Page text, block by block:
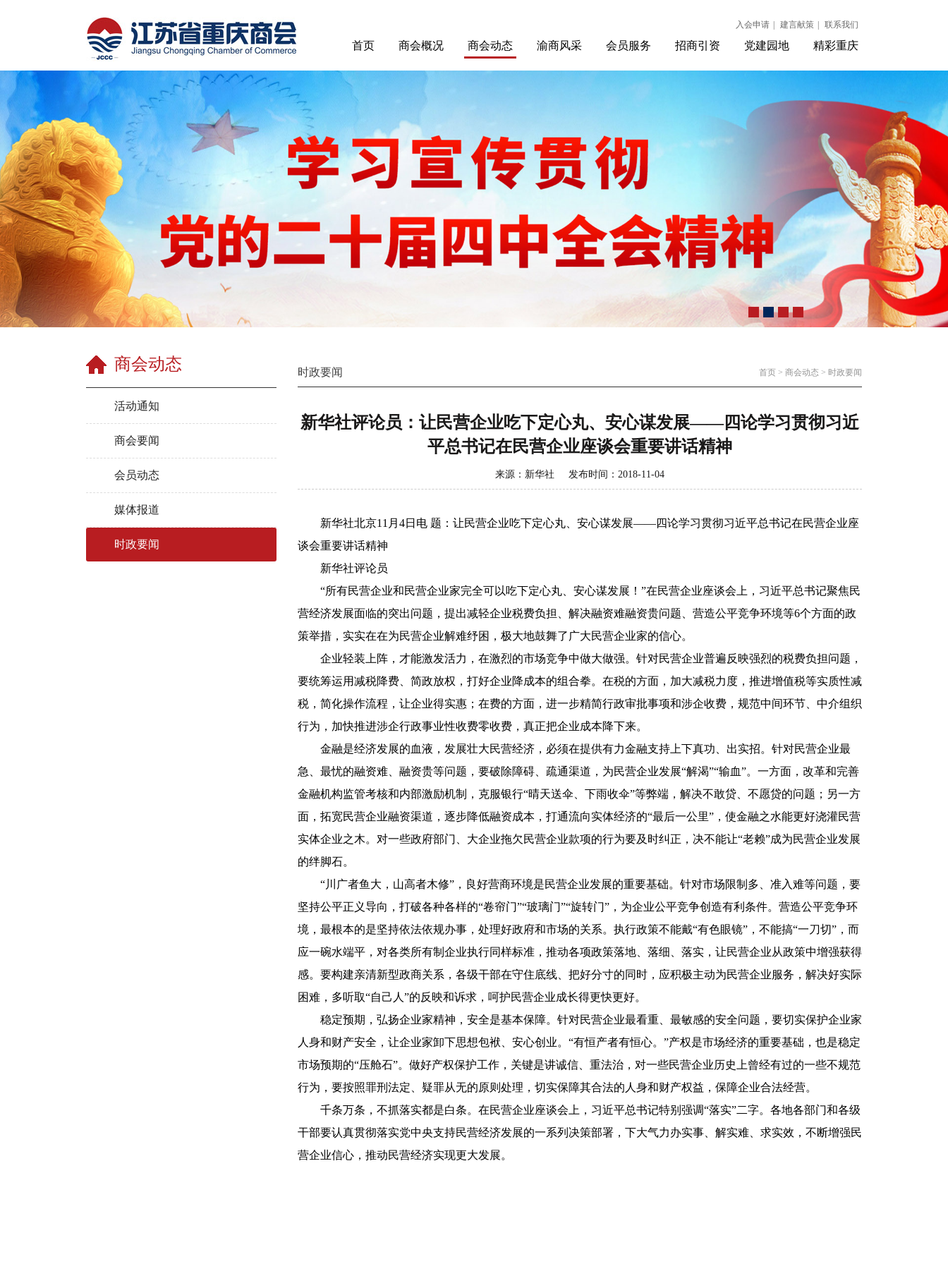
入会申请 建言献策 联系我们
首页 商会概况 商会动态 渝商风采 会员服务 招商引资 党建园地 精彩重庆
商会动态
活动通知
商会要闻
会员动态
媒体报道
时政要闻
时政要闻 首页 > 商会动态 > 时政要闻
新华社评论员：让民营企业吃下定心丸、安心谋发展——四论学习贯彻习近
平总书记在民营企业座谈会重要讲话精神
来源：新华社 发布时间：2018-11-04
新华社北京11月4日电 题：让民营企业吃下定心丸、安心谋发展——四论学习贯彻习近平总书记在民营企业座
谈会重要讲话精神
新华社评论员
“所有民营企业和民营企业家完全可以吃下定心丸、安心谋发展！”在民营企业座谈会上，习近平总书记聚焦民
营经济发展面临的突出问题，提出减轻企业税费负担、解决融资难融资贵问题、营造公平竞争环境等6个方面的政
策举措，实实在在为民营企业解难纾困，极大地鼓舞了广大民营企业家的信心。
企业轻装上阵，才能激发活力，在激烈的市场竞争中做大做强。针对民营企业普遍反映强烈的税费负担问题，
要统筹运用减税降费、简政放权，打好企业降成本的组合拳。在税的方面，加大减税力度，推进增值税等实质性减
税，简化操作流程，让企业得实惠；在费的方面，进一步精简行政审批事项和涉企收费，规范中间环节、中介组织
行为，加快推进涉企行政事业性收费零收费，真正把企业成本降下来。
金融是经济发展的血液，发展壮大民营经济，必须在提供有力金融支持上下真功、出实招。针对民营企业最
急、最忧的融资难、融资贵等问题，要破除障碍、疏通渠道，为民营企业发展“解渴”“输血”。一方面，改革和完善
金融机构监管考核和内部激励机制，克服银行“晴天送伞、下雨收伞”等弊端，解决不敢贷、不愿贷的问题；另一方
面，拓宽民营企业融资渠道，逐步降低融资成本，打通流向实体经济的“最后一公里”，使金融之水能更好浇灌民营
实体企业之木。对一些政府部门、大企业拖欠民营企业款项的行为要及时纠正，决不能让“老赖”成为民营企业发展
的绊脚石。
“川广者鱼大，山高者木修”，良好营商环境是民营企业发展的重要基础。针对市场限制多、准入难等问题，要
坚持公平正义导向，打破各种各样的“卷帘门”“玻璃门”“旋转门”，为企业公平竞争创造有利条件。营造公平竞争环
境，最根本的是坚持依法依规办事，处理好政府和市场的关系。执行政策不能戴“有色眼镜”，不能搞“一刀切”，而
应一碗水端平，对各类所有制企业执行同样标准，推动各项政策落地、落细、落实，让民营企业从政策中增强获得
感。要构建亲清新型政商关系，各级干部在守住底线、把好分寸的同时，应积极主动为民营企业服务，解决好实际
困难，多听取“自己人”的反映和诉求，呵护民营企业成长得更快更好。
稳定预期，弘扬企业家精神，安全是基本保障。针对民营企业最看重、最敏感的安全问题，要切实保护企业家
人身和财产安全，让企业家卸下思想包袱、安心创业。“有恒产者有恒心。”产权是市场经济的重要基础，也是稳定
市场预期的“压舱石”。做好产权保护工作，关键是讲诚信、重法治，对一些民营企业历史上曾经有过的一些不规范
行为，要按照罪刑法定、疑罪从无的原则处理，切实保障其合法的人身和财产权益，保障企业合法经营。
千条万条，不抓落实都是白条。在民营企业座谈会上，习近平总书记特别强调“落实”二字。各地各部门和各级
干部要认真贯彻落实党中央支持民营经济发展的一系列决策部署，下大气力办实事、解实难、求实效，不断增强民
营企业信心，推动民营经济实现更大发展。